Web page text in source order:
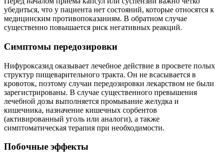
убедиться, что у пациента нет состояний, которые относятся к
медицинским противопоказаниям. В обратном случае
существенно повышается риск негативных реакций.
Симптомы передозировки
Нифуроксазид оказывает лечебное действие в просвете полых
структур пищеварительного тракта. Он не всасывается в
кровоток, поэтому случаи передозировки лекарством не были
зарегистрированы. В случае существенного превышения
лечебной дозы выполняется промывание желудка и
кишечника, назначение кишечных сорбентов
(активированный уголь или аналоги), а также
симптоматическая терапия при необходимости.
Побочные эффекты